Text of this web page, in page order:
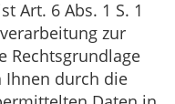
Art. 6 Abs. 1 S. 1
zur
Rechtsgrundlage
Ihnen durch die